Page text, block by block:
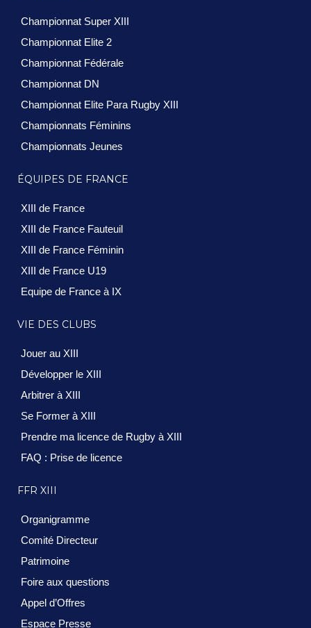
Championnat Super XIII
Championnat Elite 2
Championnat Fédérale
Championnat DN
Championnat Elite Para Rugby XIII
Championnats Féminins
Championnats Jeunes
ÉQUIPES DE FRANCE
XIII de France
XIII de France Fauteuil
XIII de France Féminin
XIII de France U19
Equipe de France à IX
VIE DES CLUBS
Jouer au XIII
Développer le XIII
Arbitrer à XIII
Se Former à XIII
Prendre ma licence de Rugby à XIII
FAQ : Prise de licence
FFR XIII
Organigramme
Comité Directeur
Patrimoine
Foire aux questions
Appel d’Offres
Espace Presse